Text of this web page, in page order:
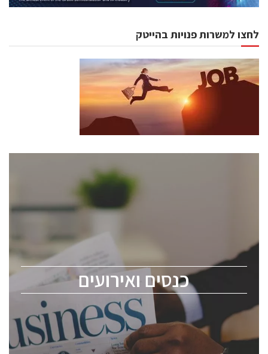
לחצו למשרות פנויות בהייטק
כנסים ואירועים
כנסים ואירועים
לכל העוסקים בתעשיית הסמיקונדקטור כולל מהנדסים,
ChipEx2026 will be held on May 12-13, 2026. The
conference is intended for everyone involved in the
semiconductor industry, including engineers,
professional experts, and senior executives.